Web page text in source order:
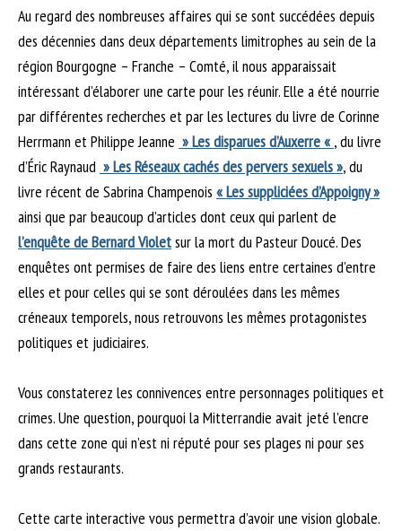
Au regard des nombreuses affaires qui se sont succédées depuis
des décennies dans deux départements limitrophes au sein de la
région Bourgogne – Franche – Comté, il nous apparaissait
intéressant d’élaborer une carte pour les réunir. Elle a été nourrie
par différentes recherches et par les lectures du livre de Corinne
Herrmann et Philippe Jeanne » Les disparues d’Auxerre « , du livre
d’Éric Raynaud » Les Réseaux cachés des pervers sexuels », du
livre récent de Sabrina Champenois « Les suppliciées d’Appoigny »
ainsi que par beaucoup d’articles dont ceux qui parlent de
l’enquête de Bernard Violetsur la mort du Pasteur Doucé. Des
enquêtes ont permises de faire des liens entre certaines d’entre
elles et pour celles qui se sont déroulées dans les mêmes
créneaux temporels, nous retrouvons les mêmes protagonistes
politiques et judiciaires.
Vous constaterez les connivences entre personnages politiques et
crimes. Une question, pourquoi la Mitterrandie avait jeté l’encre
dans cette zone qui n’est ni réputé pour ses plages ni pour ses
grands restaurants.
Cette carte interactive vous permettra d’avoir une vision globale.